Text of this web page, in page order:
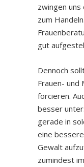
zwingen uns
zum
gut
Dennoch
Frauen- und
forcieren.
besser
gerade in
eine
Gewalt
zumindest